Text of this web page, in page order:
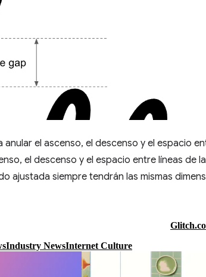
el ascenso, el descenso y el espacio
el descenso y el espacio entre líneas de
ajustada siempre tendrán las mismas